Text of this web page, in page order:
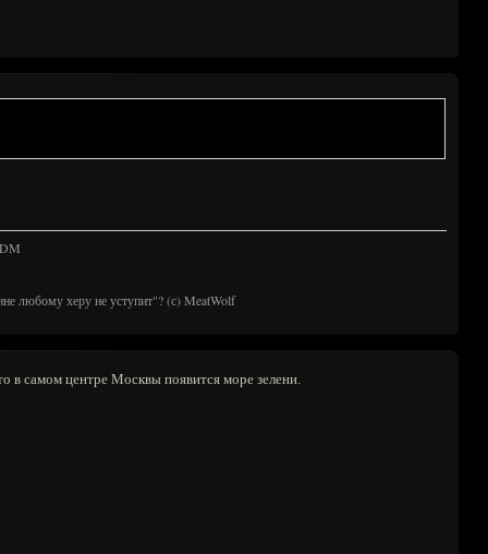
любому херу не уступит"? (с) MeatWolf
в самом центре Москвы появится море зелени.